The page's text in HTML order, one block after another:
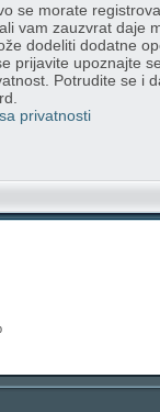
se morate
vam zauzvrat daje
dodeliti dodatne
prijavite upoznajte
Potrudite se i
privatnosti